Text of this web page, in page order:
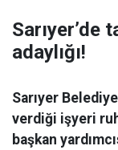
Sarıyer’de
adaylığı!
Sarıyer
verdiği işyeri
başkan